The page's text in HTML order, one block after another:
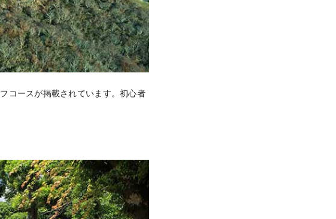
コースが掲載されています。初心者